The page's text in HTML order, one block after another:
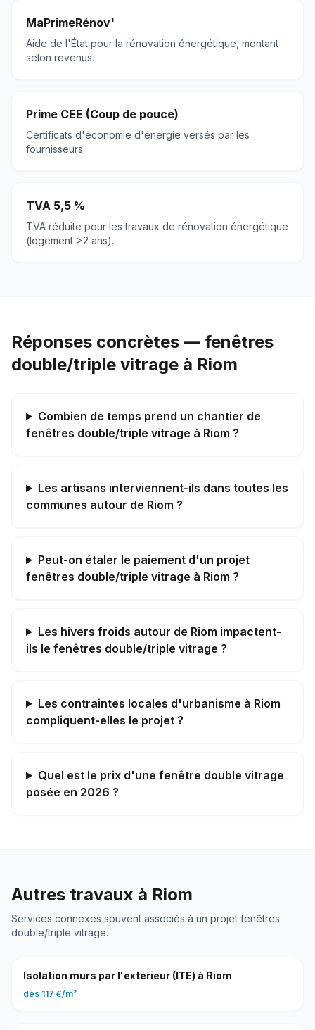
MaPrimeRénov'
Aide de l'État pour la rénovation énergétique, montant
selon revenus.
Prime CEE (Coup de pouce)
Certificats d'économie d'énergie versés par les
fournisseurs.
TVA 5,5 %
TVA réduite pour les travaux de rénovation énergétique
(logement >2 ans).
Réponses concrètes — fenêtres
double/triple vitrage à Riom
Combien de temps prend un chantier de
fenêtres double/triple vitrage à Riom ?
Les artisans interviennent-ils dans toutes les
communes autour de Riom ?
Peut-on étaler le paiement d'un projet
fenêtres double/triple vitrage à Riom ?
Les hivers froids autour de Riom impactent-
ils le fenêtres double/triple vitrage ?
Les contraintes locales d'urbanisme à Riom
compliquent-elles le projet ?
Quel est le prix d'une fenêtre double vitrage
posée en 2026 ?
Autres travaux à Riom
Services connexes souvent associés à un projet fenêtres
double/triple vitrage.
Isolation murs par l'extérieur (ITE) à Riom
dès 117 €/m²